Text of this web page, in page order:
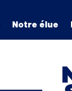
Notre élue